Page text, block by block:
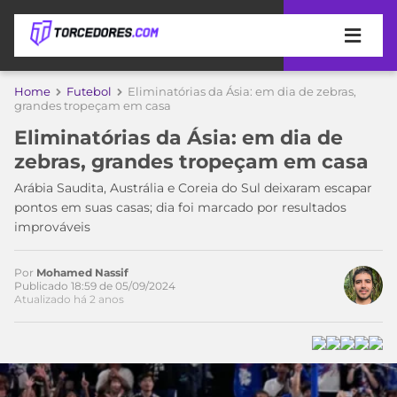
APOSTAS
DE
APOSTA
MELHORES
SITES
DE
APOSTAS
2026
BETBOOM
COPA
DO
MUNDO
MEU
TIME
PALMEIRAS
CAMPEONATOS
SÉRIE
ESPORTIVA
Home Futebol
Eliminatórias da Ásia: em dia de zebras,
grandes tropeçam em casa
Eliminatórias da Ásia: em dia de
zebras, grandes tropeçam em casa
Arábia Saudita, Austrália e Coreia do Sul deixaram escapar
pontos em suas casas; dia foi marcado por resultados
improváveis
Acesse o perfil do autor
no Twitter
Por Mohamed Nassif
Publicado 18:59 de 05/09/2024
Atualizado há 2 anos